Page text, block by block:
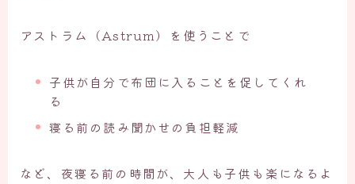
アストラム（Astrum）を使うことで
子供が自分で布団に入ることを促してくれ
る
寝る前の読み聞かせの負担軽減
など、夜寝る前の時間が、大人も子供も楽になるよ